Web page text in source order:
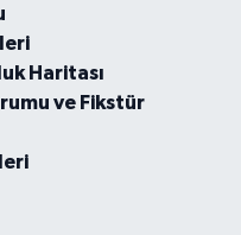
Haritası
ve Fikstür